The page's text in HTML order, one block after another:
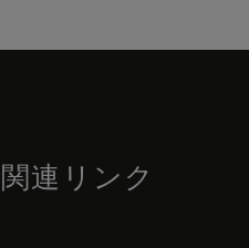
関連リンク